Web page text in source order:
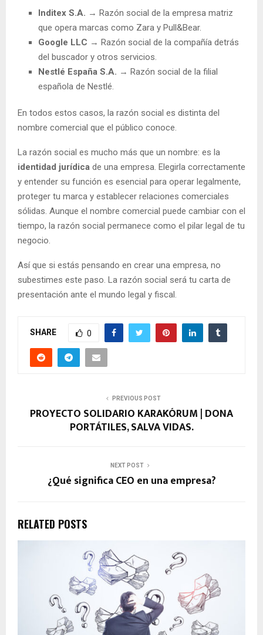
Inditex S.A. → Razón social de la empresa matriz
que opera marcas como Zara y Pull&Bear.
Google LLC → Razón social de la compañía detrás
del buscador y otros servicios.
Nestlé España S.A. → Razón social de la filial
española de Nestlé.
En todos estos casos, la razón social es distinta del
nombre comercial que el público conoce.
La razón social es mucho más que un nombre: es la
identidad jurídica de una empresa. Elegirla correctamente
y entender su función es esencial para operar legalmente,
proteger tu marca y establecer relaciones comerciales
sólidas. Aunque el nombre comercial puede cambiar con el
tiempo, la razón social permanece como el pilar legal de tu
negocio.
Así que si estás pensando en crear una empresa, no
subestimes este paso. La razón social será tu carta de
presentación ante el mundo legal y fiscal.
SHARE 0
PREVIOUS POST
PROYECTO SOLIDARIO KARAKÓRUM | DONA
PORTÁTILES, SALVA VIDAS.
NEXT POST
¿Qué significa CEO en una empresa?
RELATED POSTS